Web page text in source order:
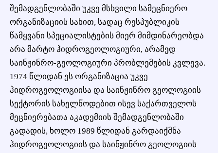
შემადგენლობაში უკვე მსხვილი სამეცნიერო
ორგანიზაციის სახით, სადაც რესპუბლიკის
წამყვანი სპეციალისტების მიერ მიმდინარეობდა
არა მარტო ჰიდროგეოლოგიური, არამედ
საინჟინრო-გეოლოგიური პრობლემების კვლევა.
1974 წლიდან ეს ორგანიზაცია უკვე
ჰიდროგეოლოგიისა და საინჟინრო გეოლოგიის
სექტორის სახელწოდებით ისევ საქართველოს
მეცნიერებათა აკადემიის შემადგენლობაში
გადადის, ხოლო 1989 წლიდან გარდაიქმნა
ჰიდროგეოლოგიის და საინჟინრო გეოლოგიის